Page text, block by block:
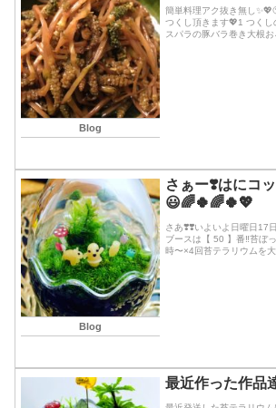
Blog
簡単料理アク抜き無し
つくし頂きます💖1 つく
スパラの豚バラ巻き大根
Blog
さぁー❣️はにコ
😃🌈🍀🌈🍀💖
さあ❣️❣️いよいよ日曜日17
ブースは【 50 】番‼️苔ぼ
時〜×4回苔テラリウムを
最近作った作品